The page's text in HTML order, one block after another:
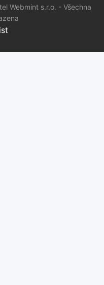
Webmint s.r.o. - Všechna